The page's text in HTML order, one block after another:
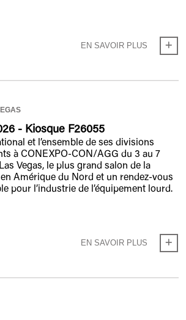
EN SAVOIR PLUS
- Kiosque F26055
et l’ensemble de ses divisions
à CONEXPO-CON/AGG du 3 au 7
Vegas, le plus grand salon de la
Amérique du Nord et un rendez-vous
pour l’industrie de l’équipement lourd.
EN SAVOIR PLUS